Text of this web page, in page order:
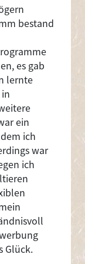
bestand
es gab
lernte
ein
ich
war
ich
Glück.